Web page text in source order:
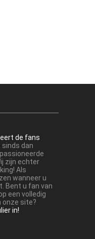
de fans
sinds dan
zijn echter
Als
wanneer u
Bent u fan van
een volledig
onze site?
in!